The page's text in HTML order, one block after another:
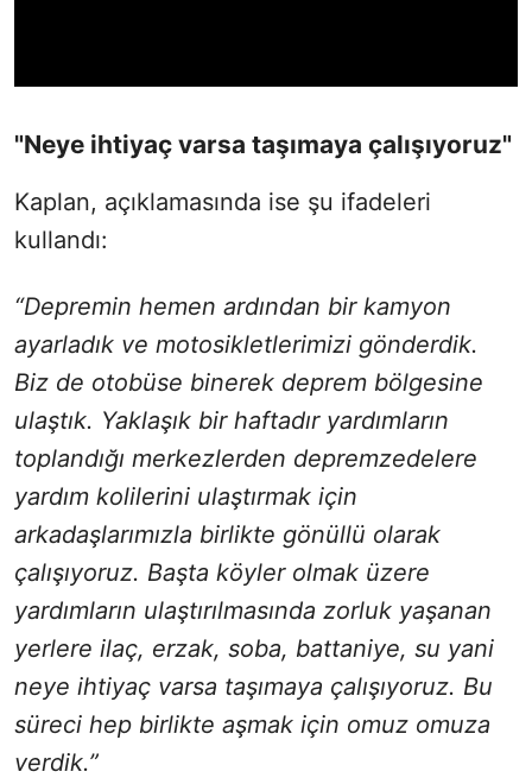
"Neye ihtiyaç varsa taşımaya çalışıyoruz"
Kaplan, açıklamasında ise şu ifadeleri
kullandı:
“Depremin hemen ardından bir kamyon
ayarladık ve motosikletlerimizi gönderdik.
Biz de otobüse binerek deprem bölgesine
ulaştık. Yaklaşık bir haftadır yardımların
toplandığı merkezlerden depremzedelere
yardım kolilerini ulaştırmak için
arkadaşlarımızla birlikte gönüllü olarak
çalışıyoruz. Başta köyler olmak üzere
yardımların ulaştırılmasında zorluk yaşanan
yerlere ilaç, erzak, soba, battaniye, su yani
neye ihtiyaç varsa taşımaya çalışıyoruz. Bu
süreci hep birlikte aşmak için omuz omuza
verdik.”